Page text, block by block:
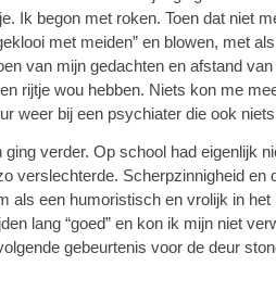
Ik begon met roken. Toen dat niet
met meiden” en blowen, met
van mijn gedachten en afstand
rijtje wou hebben. Niets kon me
weer bij een psychiater die ook
ging verder. Op school had eigenlijk
verslechterde. Scherpzinnigheid en
als een humoristisch en vrolijk in
lang “goed” en kon ik mijn niet
gebeurtenis voor de deur